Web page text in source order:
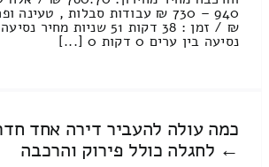
נסיעה בין ערים 0 דקות 0 [...]
כמה עולה להעביר דירה אחד
← לחגלה כולל פירוק והרכבה